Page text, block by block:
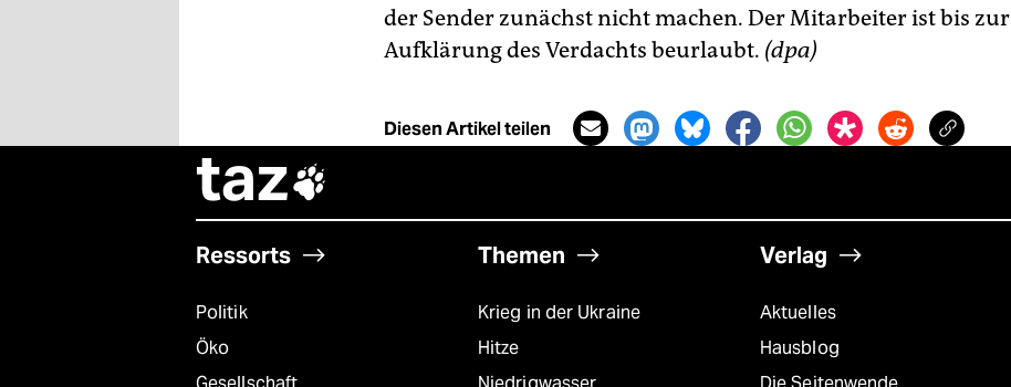
der Sender zunächst nicht machen. Der Mitarbeiter ist bis zur
Aufklärung des Verdachts beurlaubt. (dpa)
Diesen Artikel teilen
taz
Ressorts
Politik
Öko
Themen
Krieg in der Ukraine
Hitze
Verlag
Aktuelles
Hausblog